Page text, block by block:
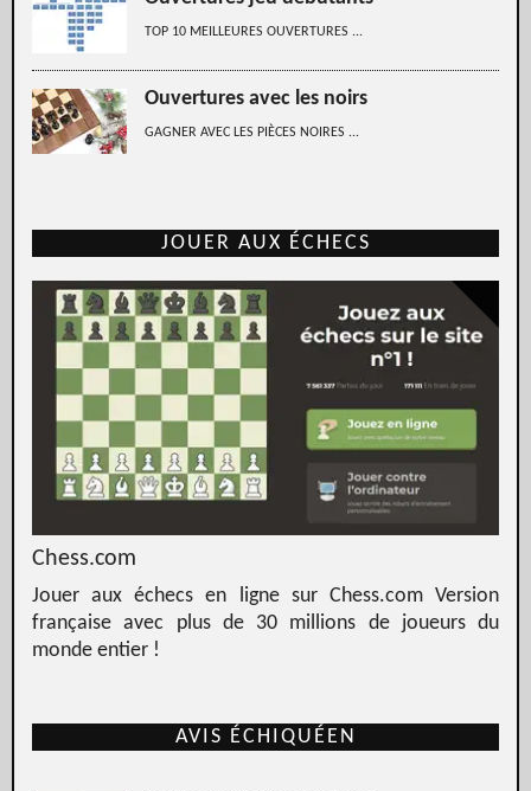
TOP 10 MEILLEURES OUVERTURES ...
Ouvertures avec les noirs
GAGNER AVEC LES PIÈCES NOIRES ...
JOUER AUX ÉCHECS
Chess.com
Jouer aux échecs en ligne sur Chess.com Version
française avec plus de 30 millions de joueurs du
monde entier !
AVIS ÉCHIQUÉEN